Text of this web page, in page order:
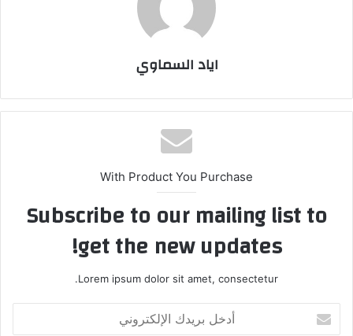
اياد السماوي
With Product You Purchase
Subscribe to our mailing list to
get the new updates!
Lorem ipsum dolor sit amet, consectetur.
بريدك